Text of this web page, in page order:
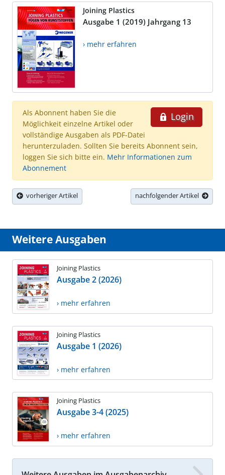
Joining Plastics
Ausgabe 1 (2019) Jahrgang 13
› mehr erfahren
Login
Als Abonnent haben Sie die
Möglichkeit einzelne Artikel oder
vollständige Ausgaben als PDF-Datei
herunterzuladen. Sollten Sie bereits Abonnent sein,
loggen Sie sich bitte ein. Mehr Informationen zum
Abonnement
vorheriger Artikel nachfolgender Artikel
Weitere Ausgaben
Joining Plastics
Ausgabe 2 (2026)
› mehr erfahren
Joining Plastics
Ausgabe 1 (2026)
› mehr erfahren
Joining Plastics
Ausgabe 3-4 (2025)
› mehr erfahren